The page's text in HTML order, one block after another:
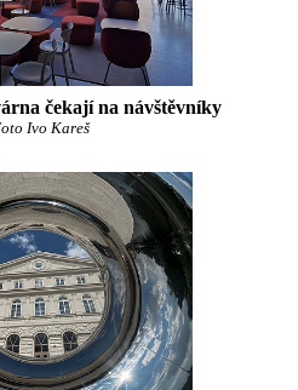
čekají na návštěvníky
Ivo Kareš